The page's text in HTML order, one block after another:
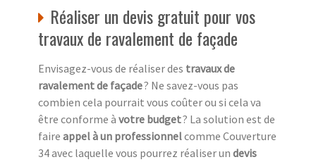
Réaliser un devis gratuit pour vos
travaux de ravalement de façade
Envisagez-vous de réaliser des travaux de
ravalement de façade? Ne savez-vous pas
combien cela pourrait vous coûter ou si cela va
être conforme à votre budget? La solution est de
faire appel à un professionnelcomme Couverture
34 avec laquelle vous pourrez réaliser un devis